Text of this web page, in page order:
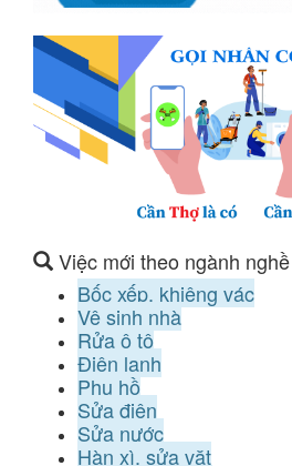
Việc mới theo ngành nghề
Bốc xếp, khiêng vác
Vệ sinh nhà
Rửa ô tô
Điện lạnh
Phụ hồ
Sửa điện
Sửa nước
Hàn xì, sửa vặt